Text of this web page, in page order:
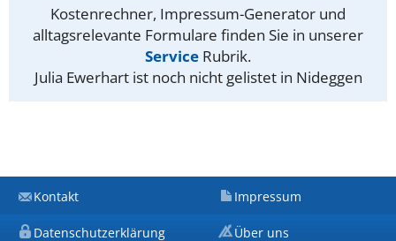
Kostenrechner, Impressum-Generator und
alltagsrelevante Formulare finden Sie in unserer
Service Rubrik.
Julia Ewerhart ist noch nicht gelistet in Nideggen
Kontakt Impressum
Datenschutzerklärung Über uns